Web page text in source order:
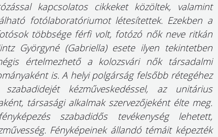
kapcsolatos cikkeket közöltek, valamint
fotólaboratóriumot létesítettek. Ezekben a
többsége férfi volt, fotózó nők neve ritkán
Györgyné (Gabriella) esete ilyen tekintetben
értelmezhető a kolozsvári nők társadalmi
is. A helyi polgárság felsőbb rétegéhez
kézműveskedéssel, az unitárius
társasági alkalmak szervezőjeként élte meg.
szabadidős tevékenység lehetett,
Fényképeinek állandó témáit képezték